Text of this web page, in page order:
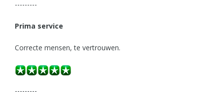
---------
Prima service
Correcte mensen, te vertrouwen.
---------